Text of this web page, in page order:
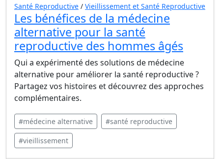
Santé Reproductive / Vieillissement et Santé Reproductive
Les bénéfices de la médecine
alternative pour la santé
reproductive des hommes âgés
Qui a expérimenté des solutions de médecine
alternative pour améliorer la santé reproductive ?
Partagez vos histoires et découvrez des approches
complémentaires.
#médecine alternative #santé reproductive
#vieillissement